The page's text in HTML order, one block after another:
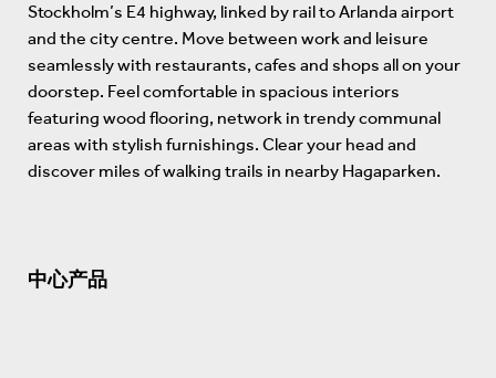
Stockholm’s E4 highway, linked by rail to Arlanda airport
and the city centre. Move between work and leisure
seamlessly with restaurants, cafes and shops all on your
doorstep. Feel comfortable in spacious interiors
featuring wood flooring, network in trendy communal
areas with stylish furnishings. Clear your head and
discover miles of walking trails in nearby Hagaparken.
中心产品